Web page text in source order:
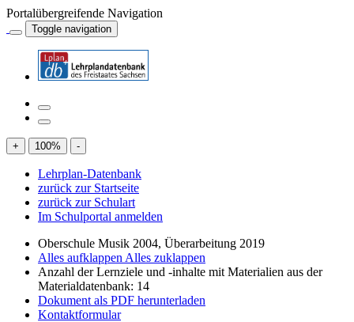
Portalübergreifende Navigation
Toggle navigation
+ 100% -
Lehrplan-Datenbank
zurück zur Startseite
zurück zur Schulart
Im Schulportal anmelden
Oberschule Musik 2004, Überarbeitung 2019
Alles aufklappen Alles zuklappen
Anzahl der Lernziele und -inhalte mit Materialien aus der
Materialdatenbank: 14
Dokument als PDF herunterladen
Kontaktformular